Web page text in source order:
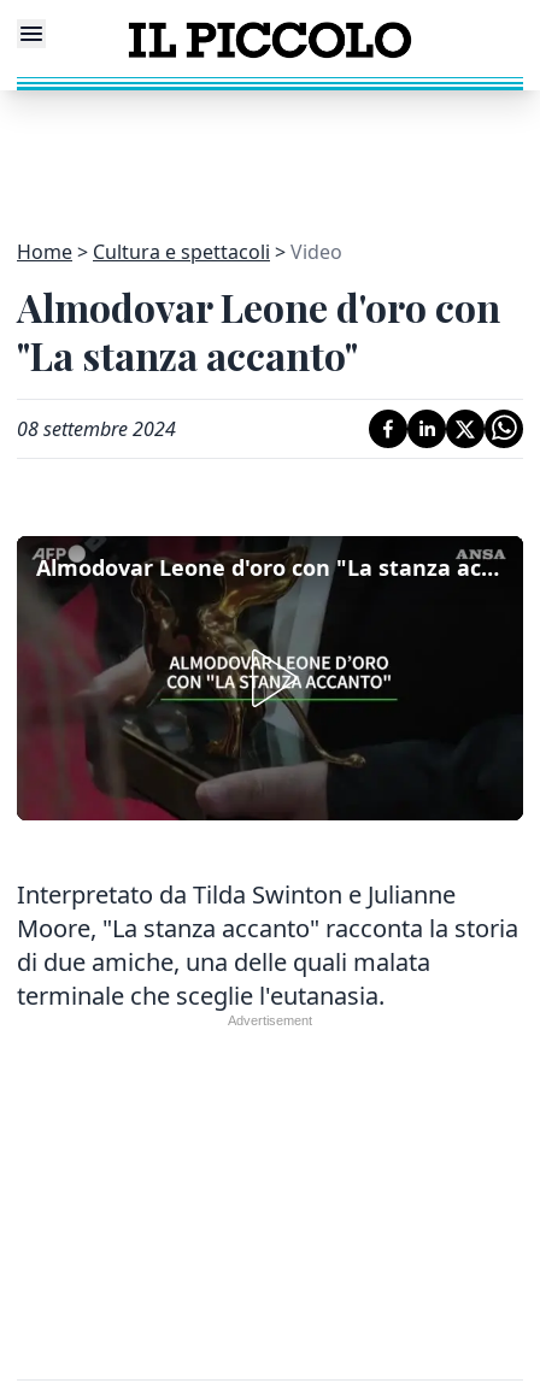
Home Cultura e spettacoli Video
Almodovar Leone d'oro con
"La stanza accanto"
08 settembre 2024
Almodovar Leone d'oro con "La stanza accanto"
Interpretato da Tilda Swinton e Julianne
Moore, "La stanza accanto" racconta la storia
di due amiche, una delle quali malata
terminale che sceglie l'eutanasia.